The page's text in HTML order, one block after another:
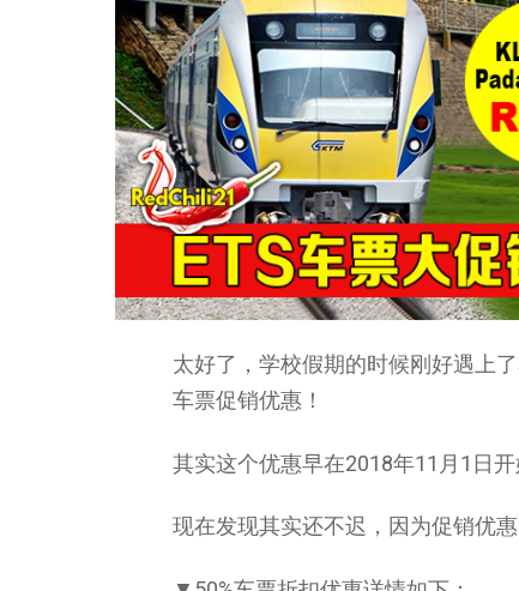
太好了，学校假期的时候刚好遇上
车票促销优惠！
其实这个优惠早在2018年11月1日
现在发现其实还不迟，因为促销优